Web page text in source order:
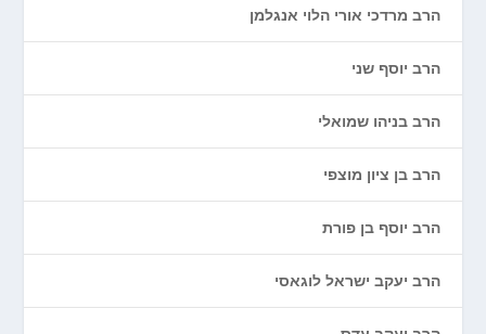
הרב מרדכי אורי הלוי אנגלמן
הרב יוסף שני
הרב בניהו שמואלי
הרב בן ציון מוצפי
הרב יוסף בן פורת
הרב יעקב ישראל לוגאסי